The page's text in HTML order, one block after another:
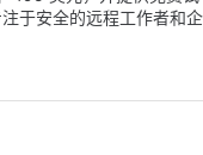
于安全的远程工作者和企